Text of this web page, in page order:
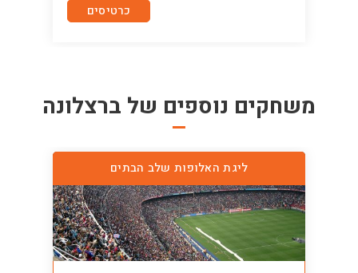
כרטיסים
משחקים נוספים של ברצלונה
ליגת האלופות שלב הבתים